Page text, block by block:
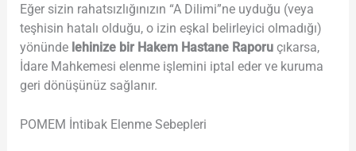
Eğer sizin rahatsızlığınızın “A Dilimi”ne uyduğu (veya
teşhisin hatalı olduğu, o izin eşkal belirleyici olmadığı)
yönünde lehinize bir Hakem Hastane Raporuçıkarsa,
İdare Mahkemesi elenme işlemini iptal eder ve kuruma
geri dönüşünüz sağlanır.
POMEM İntibak Elenme Sebepleri